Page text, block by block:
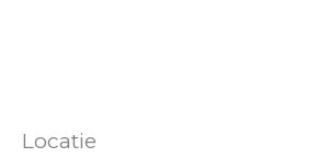
Locatie